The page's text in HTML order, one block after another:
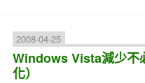
2008-04-25
Windows Vista減少不
化）